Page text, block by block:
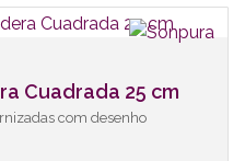
Cuadrada 25 cm
com desenho